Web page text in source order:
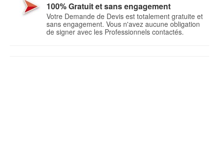
100% Gratuit et sans engagement
Votre Demande de Devis est totalement gratuite et
sans engagement. Vous n'avez aucune obligation
de signer avec les Professionnels contactés.